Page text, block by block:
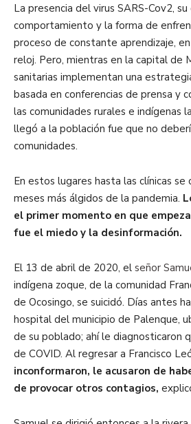
La presencia del virus SARS-Cov2, su
comportamiento y la forma de
proceso de constante aprendizaje,
reloj. Pero, mientras en la capital de
sanitarias implementan una
basada en conferencias de prensa y
las comunidades rurales e indígenas
llegó a la población fue que no
comunidades.
En estos lugares hasta las clínicas
meses más álgidos de la pandemia.
el primer momento en que
fue el miedo y la desinformación.
El 13 de abril de 2020, el señor
indígena zoque, de la comunidad
de Ocosingo, se suicidó. Días antes
hospital del municipio de Palenque,
de su poblado; ahí le diagnosticaron
de COVID. Al regresar a Francisco
inconformaron, le acusaron de
de provocar otros contagios,